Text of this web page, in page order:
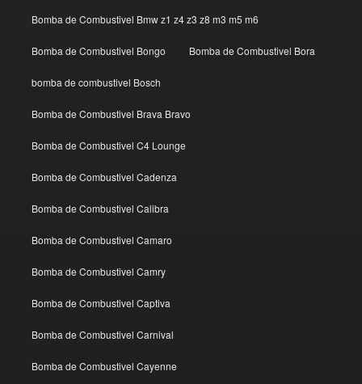
Bomba de Combustivel Bmw z1 z4 z3 z8 m3 m5 m6
Bomba de Combustivel Bongo Bomba de Combustivel Bora
bomba de combustivel Bosch
Bomba de Combustivel Brava Bravo
Bomba de Combustivel C4 Lounge
Bomba de Combustivel Cadenza
Bomba de Combustivel Calibra
Bomba de Combustivel Camaro
Bomba de Combustivel Camry
Bomba de Combustivel Captiva
Bomba de Combustivel Carnival
Bomba de Combustivel Cayenne